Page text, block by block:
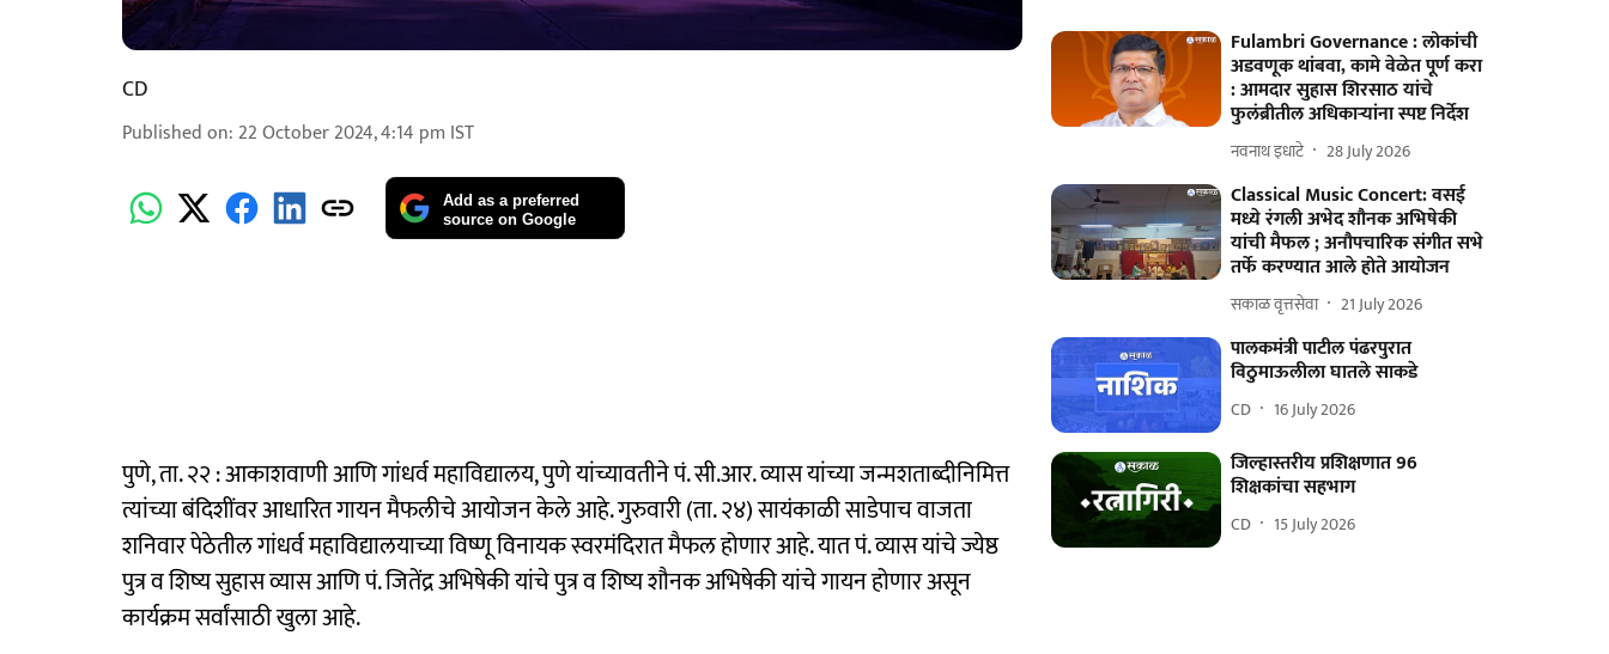
CD
Published on: 22 October 2024, 4:14 pm IST
Add as a preferred
source on Google
पुणे, ता. २२ : आकाशवाणी आणि गांधर्व महाविद्यालय, पुणे यांच्यावतीने पं. सी.आर. व्यास यांच्या जन्मशताब्दीनिमित्त
त्यांच्या बंदिशींवर आधारित गायन मैफलीचे आयोजन केले आहे. गुरुवारी (ता. २४) सायंकाळी साडेपाच वाजता
शनिवार पेठेतील गांधर्व महाविद्यालयाच्या विष्णू विनायक स्वरमंदिरात मैफल होणार आहे. यात पं. व्यास यांचे ज्येष्ठ
पुत्र व शिष्य सुहास व्यास आणि पं. जितेंद्र अभिषेकी यांचे पुत्र व शिष्य शौनक अभिषेकी यांचे गायन होणार असून
कार्यक्रम सर्वांसाठी खुला आहे.
Fulambri Governance : लोकांची
अडवणूक थांबवा, कामे वेळेत पूर्ण करा
: आमदार सुहास शिरसाठ यांचे
फुलंब्रीतील अधिकाऱ्यांना स्पष्ट निर्देश
नवनाथ इधाटे 28 July 2026
Classical Music Concert: वसई
मध्ये रंगली अभेद शौनक अभिषेकी
यांची मैफल ; अनौपचारिक संगीत सभे
तर्फे करण्यात आले होते आयोजन
सकाळ वृत्तसेवा 21 July 2026
पालकमंत्री पाटील पंढरपुरात
विठुमाऊलीला घातले साकडे
CD 16 July 2026
जिल्हास्तरीय प्रशिक्षणात 96
शिक्षकांचा सहभाग
CD 15 July 2026